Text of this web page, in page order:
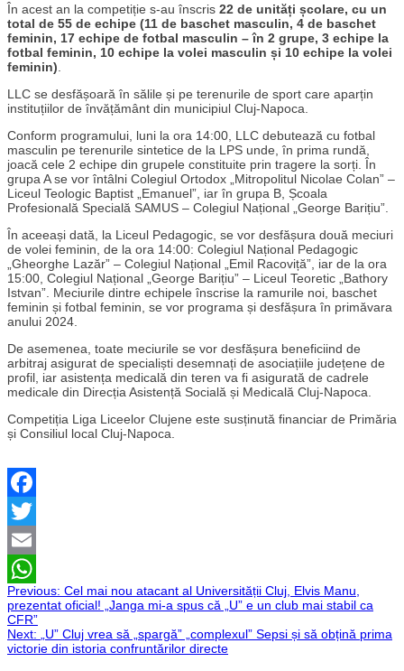
În acest an la competiție s-au înscris 22 de unități școlare, cu un
total de 55 de echipe (11 de baschet masculin, 4 de baschet
feminin, 17 echipe de fotbal masculin – în 2 grupe, 3 echipe la
fotbal feminin, 10 echipe la volei masculin și 10 echipe la volei
feminin)
LLC se desfășoară în sălile și pe terenurile de sport care aparțin
instituțiilor de învățământ din municipiul Cluj-Napoca.
Conform programului, luni la ora 14:00, LLC debutează cu fotbal
masculin pe terenurile sintetice de la LPS unde, în prima rundă,
joacă cele 2 echipe din grupele constituite prin tragere la sorți. În
grupa A se vor întâlni Colegiul Ortodox „Mitropolitul Nicolae Colan” –
Liceul Teologic Baptist „Emanuel”, iar în grupa B, Școala
Profesională Specială SAMUS – Colegiul Național „George Barițiu”.
În aceeași dată, la Liceul Pedagogic, se vor desfășura două meciuri
de volei feminin, de la ora 14:00: Colegiul Național Pedagogic
„Gheorghe Lazăr” – Colegiul Național „Emil Racoviță”, iar de la ora
15:00, Colegiul Național „George Barițiu” – Liceul Teoretic „Bathory
Istvan”. Meciurile dintre echipele înscrise la ramurile noi, baschet
feminin și fotbal feminin, se vor programa și desfășura în primăvara
anului 2024.
De asemenea, toate meciurile se vor desfășura beneficiind de
arbitraj asigurat de specialiști desemnați de asociațiile județene de
profil, iar asistența medicală din teren va fi asigurată de cadrele
medicale din Direcția Asistență Socială și Medicală Cluj-Napoca.
Competiția Liga Liceelor Clujene este susținută financiar de Primăria
și Consiliul local Cluj-Napoca.
Facebook
Twitter
Email
WhatsApp
Navigare
în
Previous: Cel mai nou atacant al Universității Cluj, Elvis Manu,
prezentat oficial! „Janga mi-a spus că „U” e un club mai stabil ca
CFR”
Next:
„U” Cluj vrea să „spargă” „complexul” Sepsi și să obțină prima
victorie din istoria confruntărilor directe